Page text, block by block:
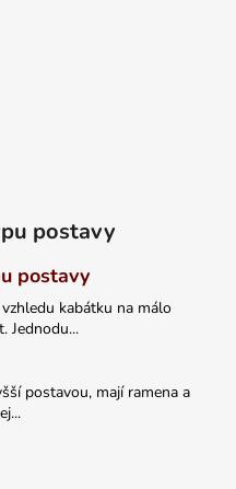
postavy
postavy
kabátku na málo
Jednodu...
postavou, mají ramena a